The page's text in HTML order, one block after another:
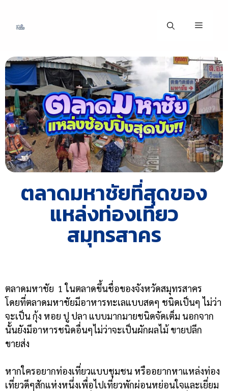
ตลาดมหาชัยที่สุดของ
แหล่งท่องเที่ยว
สมุทรสาคร
ตลาดมหาชัย 1 ในตลาดขึ้นชื่อของจังหวัดสมุทรสาคร
โดยที่ตลาดมหาชัยมีอาหารทะเลแบบสดๆ ชนิดเป็นๆ ไม่ว่า
จะเป็น กุ้ง หอย ปู ปลา แบบมากมายชนิดจัดเต็ม นอกจาก
นั้นยังมีอาหารชนิดอื่นๆไม่ว่าจะเป็นผักผลไม้ ขายปลีก
ขายส่ง
หากใครอยากท่องเที่ยวแบบชุมชน หรืออยากหาแหล่งท่อง
เที่ยวดีๆสักแห่งหนึ่งเพื่อไปเที่ยวพักผ่อนหย่อนใจและเยี่ยม